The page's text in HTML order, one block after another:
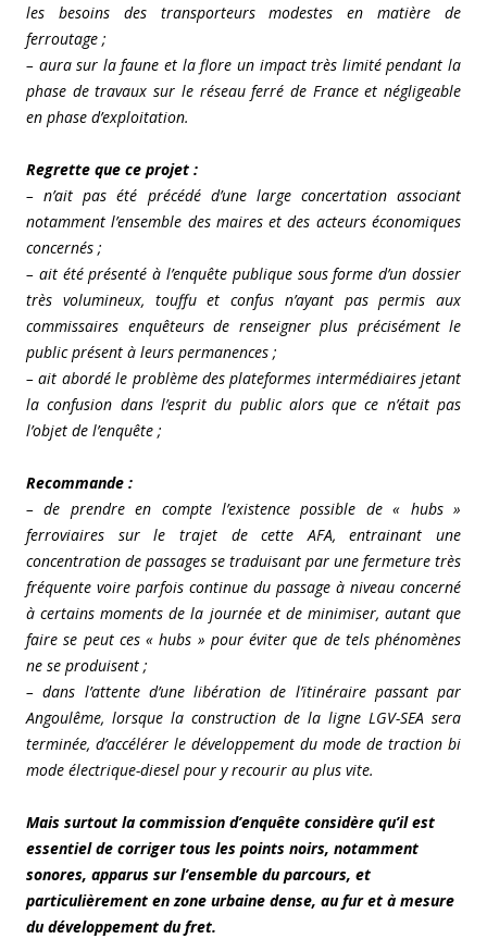
les besoins des transporteurs modestes en matière de
ferroutage ;
– aura sur la faune et la flore un impact très limité pendant la
phase de travaux sur le réseau ferré de France et négligeable
en phase d’exploitation.
Regrette que ce projet :
– n’ait pas été précédé d’une large concertation associant
notamment l’ensemble des maires et des acteurs économiques
concernés ;
– ait été présenté à l’enquête publique sous forme d’un dossier
très volumineux, touffu et confus n’ayant pas permis aux
commissaires enquêteurs de renseigner plus précisément le
public présent à leurs permanences ;
– ait abordé le problème des plateformes intermédiaires jetant
la confusion dans l’esprit du public alors que ce n’était pas
l’objet de l’enquête ;
Recommande :
– de prendre en compte l’existence possible de « hubs »
ferroviaires sur le trajet de cette AFA, entrainant une
concentration de passages se traduisant par une fermeture très
fréquente voire parfois continue du passage à niveau concerné
à certains moments de la journée et de minimiser, autant que
faire se peut ces « hubs » pour éviter que de tels phénomènes
ne se produisent ;
– dans l’attente d’une libération de l’itinéraire passant par
Angoulême, lorsque la construction de la ligne LGV-SEA sera
terminée, d’accélérer le développement du mode de traction bi
mode électrique-diesel pour y recourir au plus vite.
Mais surtout la commission d’enquête considère qu’il est
essentiel de corriger tous les points noirs, notamment
sonores, apparus sur l’ensemble du parcours, et
particulièrement en zone urbaine dense, au fur et à mesure
du développement du fret.